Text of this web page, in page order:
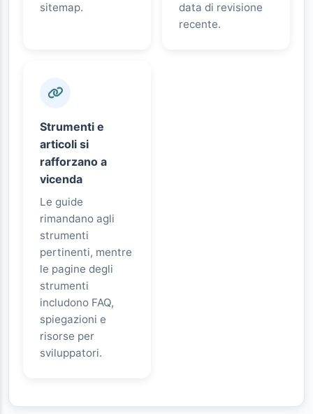
sitemap.
data di revisione
recente.
Strumenti e
articoli si
rafforzano a
vicenda
Le guide
rimandano agli
strumenti
pertinenti, mentre
le pagine degli
strumenti
includono FAQ,
spiegazioni e
risorse per
sviluppatori.